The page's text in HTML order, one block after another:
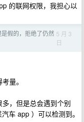
的联网权限，我担心以
假的，拒绝了仍然 5 月 3
日
量。
，但是总会遇到个别
车 app ）可以检测到。